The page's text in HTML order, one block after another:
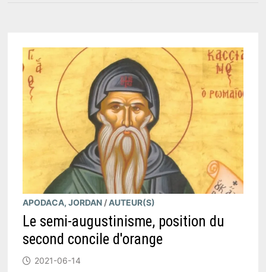
APODACA, JORDAN/AUTEUR(S)
Le semi-augustinisme, position du
second concile d'orange
2021-06-14